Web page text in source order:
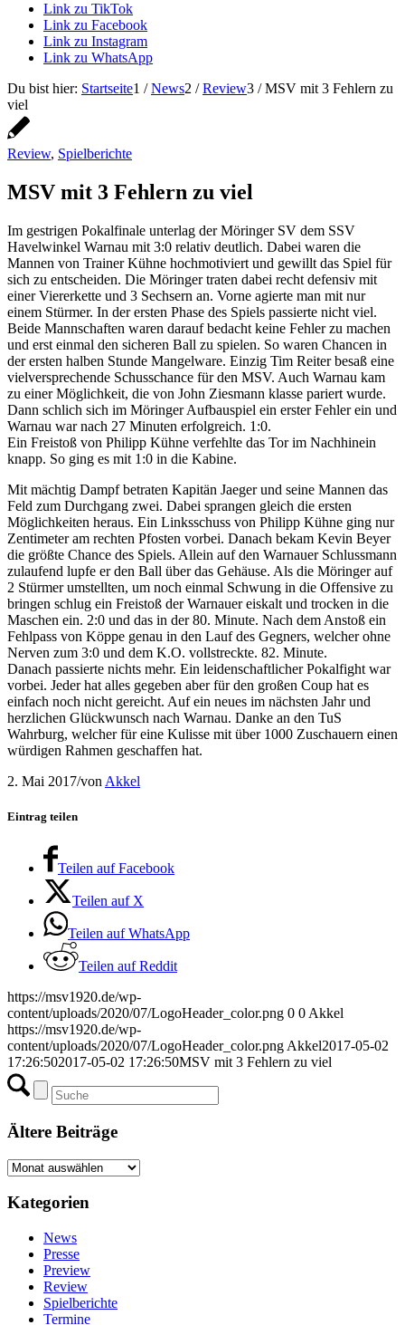
Link zu TikTok
Link zu Facebook
Link zu Instagram
Link zu WhatsApp
Du bist hier: Startseite1 / News2 / Review3 / MSV mit 3 Fehlern zu
viel
Review, Spielberichte
MSV mit 3 Fehlern zu viel
Im gestrigen Pokalfinale unterlag der Möringer SV dem SSV
Havelwinkel Warnau mit 3:0 relativ deutlich. Dabei waren die
Mannen von Trainer Kühne hochmotiviert und gewillt das Spiel für
sich zu entscheiden. Die Möringer traten dabei recht defensiv mit
einer Viererkette und 3 Sechsern an. Vorne agierte man mit nur
einem Stürmer. In der ersten Phase des Spiels passierte nicht viel.
Beide Mannschaften waren darauf bedacht keine Fehler zu machen
und erst einmal den sicheren Ball zu spielen. So waren Chancen in
der ersten halben Stunde Mangelware. Einzig Tim Reiter besaß eine
vielversprechende Schusschance für den MSV. Auch Warnau kam
zu einer Möglichkeit, die von John Ziesmann klasse pariert wurde.
Dann schlich sich im Möringer Aufbauspiel ein erster Fehler ein und
Warnau war nach 27 Minuten erfolgreich. 1:0.
Ein Freistoß von Philipp Kühne verfehlte das Tor im Nachhinein
knapp. So ging es mit 1:0 in die Kabine.
Mit mächtig Dampf betraten Kapitän Jaeger und seine Mannen das
Feld zum Durchgang zwei. Dabei sprangen gleich die ersten
Möglichkeiten heraus. Ein Linksschuss von Philipp Kühne ging nur
Zentimeter am rechten Pfosten vorbei. Danach bekam Kevin Beyer
die größte Chance des Spiels. Allein auf den Warnauer Schlussmann
zulaufend lupfe er den Ball über das Gehäuse. Als die Möringer auf
2 Stürmer umstellten, um noch einmal Schwung in die Offensive zu
bringen schlug ein Freistoß der Warnauer eiskalt und trocken in die
Maschen ein. 2:0 und das in der 80. Minute. Nach dem Anstoß ein
Fehlpass von Köppe genau in den Lauf des Gegners, welcher ohne
Nerven zum 3:0 und dem K.O. vollstreckte. 82. Minute.
Danach passierte nichts mehr. Ein leidenschaftlicher Pokalfight war
vorbei. Jeder hat alles gegeben aber für den großen Coup hat es
einfach noch nicht gereicht. Auf ein neues im nächsten Jahr und
herzlichen Glückwunsch nach Warnau. Danke an den TuS
Wahrburg, welcher für eine Kulisse mit über 1000 Zuschauern einen
würdigen Rahmen geschaffen hat.
2. Mai 2017/von Akkel
Eintrag teilen
Teilen auf Facebook
Teilen auf X
Teilen auf WhatsApp
Teilen auf Reddit
https://msv1920.de/wp-
content/uploads/2020/07/LogoHeader_color.png 0 0 Akkel
https://msv1920.de/wp-
content/uploads/2020/07/LogoHeader_color.png Akkel2017-05-02
17:26:502017-05-02 17:26:50MSV mit 3 Fehlern zu viel
Ältere Beiträge
Ältere
Kategorien
News
Presse
Preview
Review
Spielberichte
Termine